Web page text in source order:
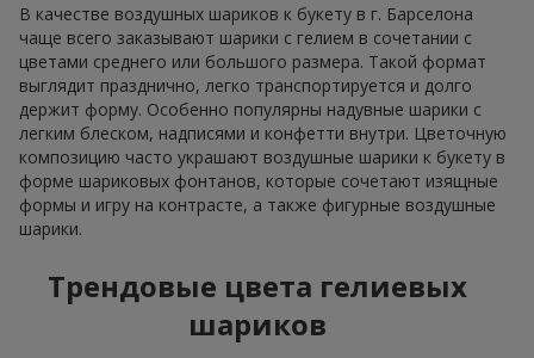
В качестве воздушных шариков к букету в г. Барселона
чаще всего заказывают шарики с гелием в сочетании с
цветами среднего или большого размера. Такой формат
выглядит празднично, легко транспортируется и долго
держит форму. Особенно популярны надувные шарики с
легким блеском, надписями и конфетти внутри. Цветочную
композицию часто украшают воздушные шарики к букету в
форме шариковых фонтанов, которые сочетают изящные
формы и игру на контрасте, а также фигурные воздушные
шарики.
Трендовые цвета гелиевых
шариков